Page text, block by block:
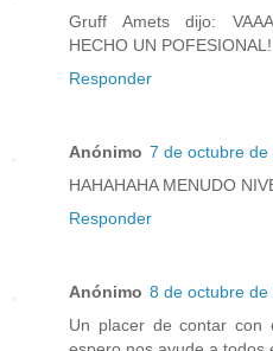
Gruff Amets dijo:
HECHO UN POFESIONAL!
Responder
Anónimo 7 de octubre
HAHAHAHA MENUDO
Responder
Anónimo 8 de octubre
Un placer de contar